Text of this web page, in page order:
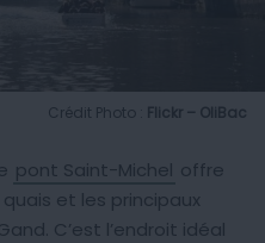
Crédit Photo : Flickr – OliBac
pont Saint-Michel offre
et les principaux
C’est l’endroit idéal